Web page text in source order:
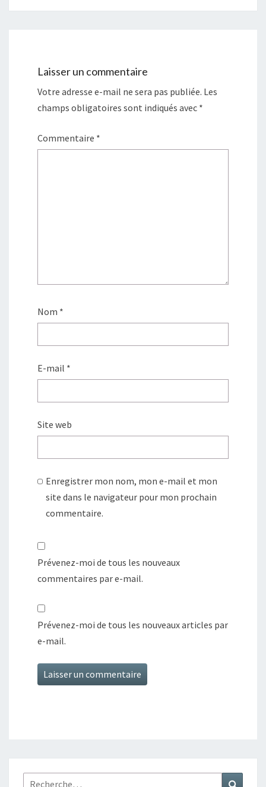
) e
Laisser un commentaire
Votre adresse e-mail ne sera pas publiée. Les
champs obligatoires sont indiqués avec *
Commentaire *
Nom *
E-mail *
Site web
Enregistrer mon nom, mon e-mail et mon
site dans le navigateur pour mon prochain
commentaire.
Prévenez-moi de tous les nouveaux
commentaires par e-mail.
Prévenez-moi de tous les nouveaux articles par
e-mail.
Rechercher :